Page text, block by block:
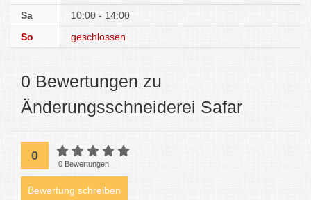
Sa
10:00 - 14:00
So
geschlossen
0 Bewertungen zu
Änderungsschneiderei Safar
0
0 Bewertungen
Bewertung schreiben